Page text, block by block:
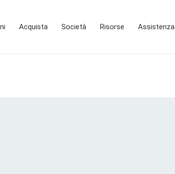
Acquista Società Risorse Assistenza